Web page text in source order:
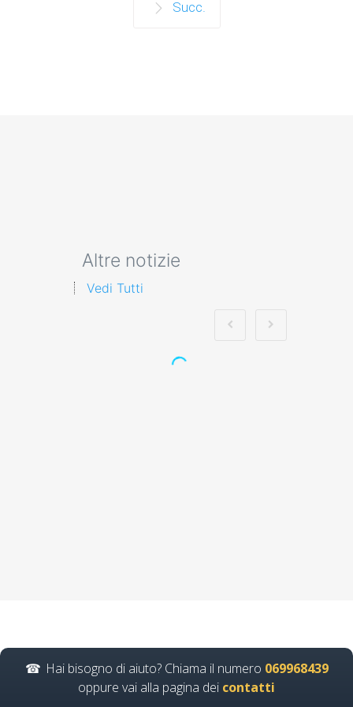
Succ.
Altre notizie
Vedi Tutti
aula virtuale
integrazione parte
Hai bisogno di aiuto? Chiama il numero 069968439
oppure vai alla pagina dei contatti